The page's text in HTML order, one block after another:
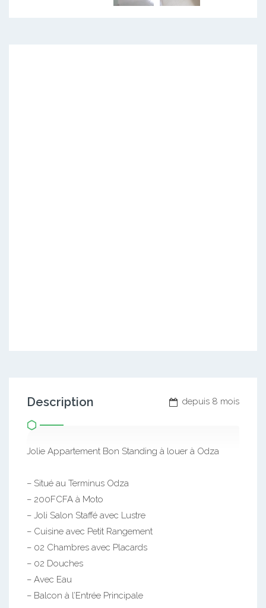
depuis 8 mois
Description
Jolie Appartement Bon Standing à louer à Odza
– Situé au Terminus Odza
– 200FCFA à Moto
– Joli Salon Staffé avec Lustre
– Cuisine avec Petit Rangement
– 02 Chambres avec Placards
– 02 Douches
– Avec Eau
– Balcon à l’Entrée Principale